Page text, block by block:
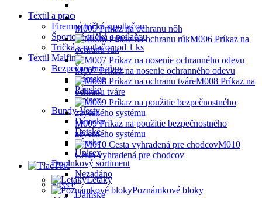
Textil a pracovné odevy s potlačou
Firemné tričká s potlačou
Športové tričká s potlačou
Tričká s potlačou od 1 ks
Textil Malfini
Bezpečnostná obuv
Dámske
Pánske
Unisex
Bundy-Vesty
Dámske
Detské
Pánske
Unisex
Doplnkový sortiment
Nezadáno
Fleece
Dámske
M005 Príkaz na ochranu nôh
M006 Príkaz na
ochranu rúk
M007 Príkaz na nosenie ochranného odevu
M008 Príkaz na
ochranu tváre
M009 Príkaz na použitie bezpečnostného
závesného systému
M010
Cesta vyhradená pre chodcov
Tlač
Letáky
Poznámkové bloky